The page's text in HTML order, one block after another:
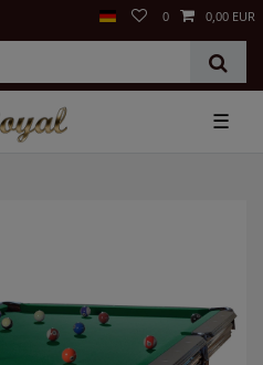
0 0,00 EUR
☰